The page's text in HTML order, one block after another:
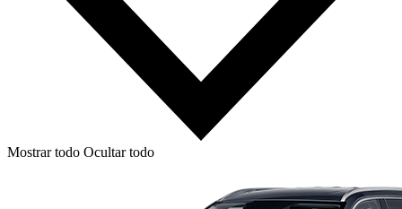
Mostrar todo Ocultar todo